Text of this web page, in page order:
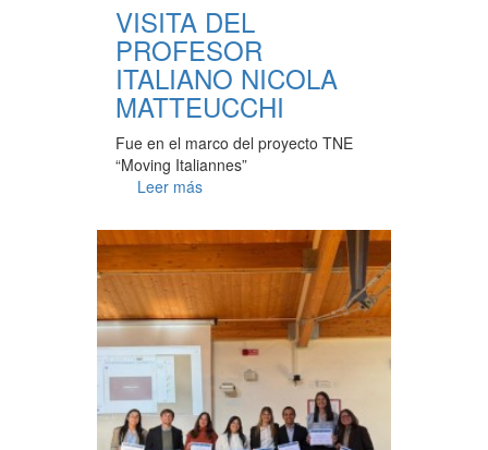
VISITA DEL
PROFESOR
ITALIANO NICOLA
MATTEUCCHI
Fue en el marco del proyecto TNE
“Moving Italiannes”
Leer más